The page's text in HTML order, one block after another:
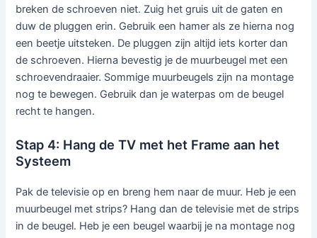
breken de schroeven niet. Zuig het gruis uit de gaten en
duw de pluggen erin. Gebruik een hamer als ze hierna nog
een beetje uitsteken. De pluggen zijn altijd iets korter dan
de schroeven. Hierna bevestig je de muurbeugel met een
schroevendraaier. Sommige muurbeugels zijn na montage
nog te bewegen. Gebruik dan je waterpas om de beugel
recht te hangen.
Stap 4: Hang de TV met het Frame aan het
Systeem
Pak de televisie op en breng hem naar de muur. Heb je een
muurbeugel met strips? Hang dan de televisie met de strips
in de beugel. Heb je een beugel waarbij je na montage nog